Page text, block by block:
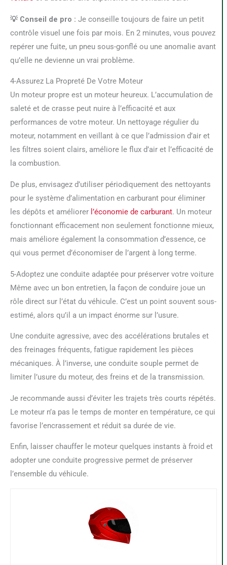
💡 Conseil de pro : Je conseille toujours de faire un petit
contrôle visuel une fois par mois. En 2 minutes, vous pouvez
repérer une fuite, un pneu sous-gonflé ou une anomalie avant
qu’elle ne devienne un vrai problème.
4-Assurez La Propreté De Votre Moteur
Un moteur propre est un moteur heureux. L’accumulation de
saleté et de crasse peut nuire à l’efficacité et aux
performances de votre moteur. Un nettoyage régulier du
moteur, notamment en veillant à ce que l’admission d’air et
les filtres soient clairs, améliore le flux d’air et l’efficacité de
la combustion.
De plus, envisagez d’utiliser périodiquement des nettoyants
pour le système d’alimentation en carburant pour éliminer
les dépôts et améliorer l’économie de carburant. Un moteur
fonctionnant efficacement non seulement fonctionne mieux,
mais améliore également la consommation d’essence, ce
qui vous permet d’économiser de l’argent à long terme.
5-Adoptez une conduite adaptée pour préserver votre voiture
Même avec un bon entretien, la façon de conduire joue un
rôle direct sur l’état du véhicule. C’est un point souvent sous-
estimé, alors qu’il a un impact énorme sur l’usure.
Une conduite agressive, avec des accélérations brutales et
des freinages fréquents, fatigue rapidement les pièces
mécaniques. À l’inverse, une conduite souple permet de
limiter l’usure du moteur, des freins et de la transmission.
Je recommande aussi d’éviter les trajets très courts répétés.
Le moteur n’a pas le temps de monter en température, ce qui
favorise l’encrassement et réduit sa durée de vie.
Enfin, laisser chauffer le moteur quelques instants à froid et
adopter une conduite progressive permet de préserver
l’ensemble du véhicule.